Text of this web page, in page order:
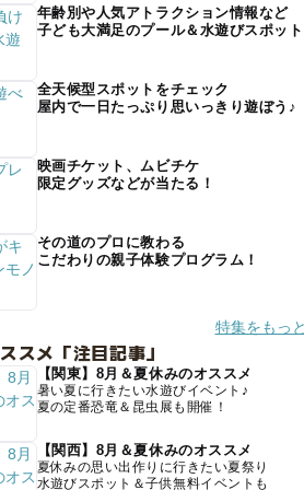
年齢別や人気アトラクション情報など
子ども大満足のプール＆水遊びスポット
全天候型スポットをチェック
屋内で一日たっぷり思いっきり遊ぼう♪
映画チケット、ムビチケ
限定グッズなどが当たる！
その道のプロに教わる
こだわりの親子体験プログラム！
特集をもっ
スメ「注目記事」
【関東】8月＆夏休みのオススメ
暑い夏に行きたい水遊びイベント♪
夏の定番恐竜＆昆虫展も開催！
【関西】8月＆夏休みのオススメ
夏休みの思い出作りに行きたい夏祭り
水遊びスポット＆子供無料イベントも